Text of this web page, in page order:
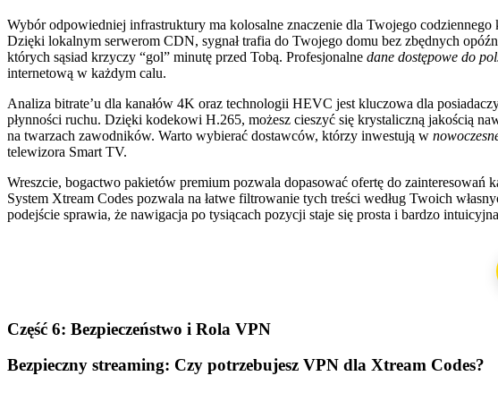
Wybór odpowiedniej infrastruktury ma kolosalne znaczenie dla Twojego codziennego
Dzięki lokalnym serwerom CDN, sygnał trafia do Twojego domu bez zbędnych
których sąsiad krzyczy “gol” minutę przed Tobą. Profesjonalne dane dostępowe do
internetową w każdym calu.
Analiza bitrate’u dla kanałów 4K oraz technologii HEVC jest kluczowa dla
płynności ruchu. Dzięki kodekowi H.265, możesz cieszyć się krystaliczną jakością
na twarzach zawodników. Warto wybierać dostawców, którzy inwestują w
telewizora Smart TV.
Wreszcie, bogactwo pakietów premium pozwala dopasować ofertę do
System Xtream Codes pozwala na łatwe filtrowanie tych treści według Twoich
podejście sprawia, że nawigacja po tysiącach pozycji staje się prosta i bardzo
Część 6: Bezpieczeństwo i Rola VPN
Bezpieczny streaming: Czy potrzebujesz VPN dla Xtream Codes?